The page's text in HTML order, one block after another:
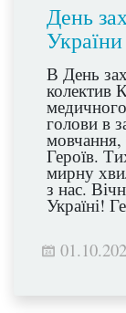
День
України
В День
колектив
голови в
Героїв.
мирну
з нас.
Україні!